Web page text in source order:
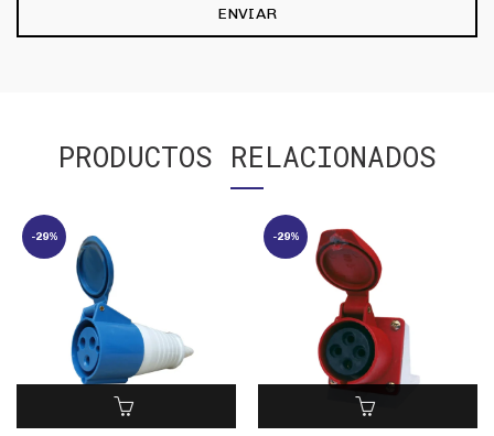
PRODUCTOS RELACIONADOS
-29% -29%